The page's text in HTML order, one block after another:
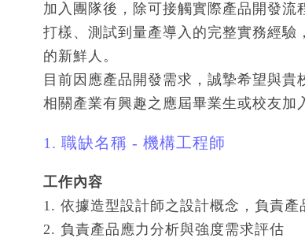
加入團隊後，除可接觸實際產品開發流
打樣、測試到量產導入的完整實務經驗
的新鮮人。
目前因應產品開發需求，誠摯希望與
相關產業有興趣之應屆畢業生或校友加
1. 職缺名稱 - 機構工程師
工作內容
1. 依據造型設計師之設計概念，負責
2. 負責產品應力分析與強度需求評估